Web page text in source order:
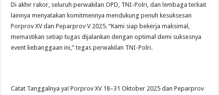
Di akhir rakor, seluruh perwakilan OPD, TNI-Polri, dan lembaga terkait
lainnya menyatakan komitmennya mendukung penuh kesuksesan
Porprov XV dan Peparprov V 2025. “Kami siap bekerja maksimal,
memastikan setiap tugas dijalankan dengan optimal demi suksesnya
event kebanggaan ini,” tegas perwakilan TNI-Polri.
Catat Tanggalnya ya! Porprov XV 18–31 Oktober 2025 dan Peparprov